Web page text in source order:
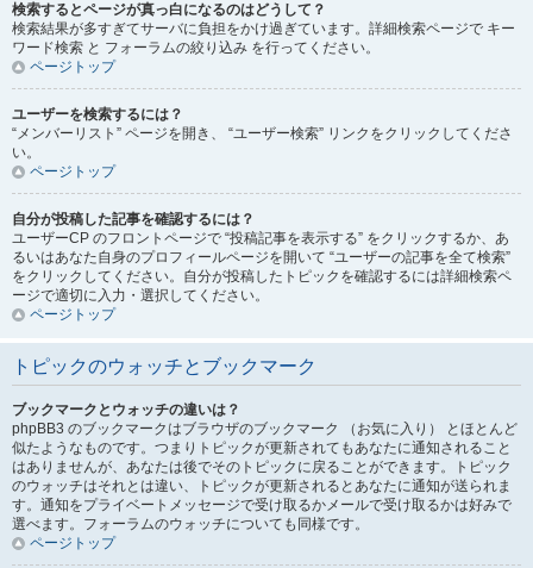
検索するとページが真っ白になるのはどうして？
検索結果が多すぎてサーバに負担をかけ過ぎています。詳細検索ページで キー
ワード検索 と フォーラムの絞り込み を行ってください。
ページトップ
ユーザーを検索するには？
“メンバーリスト” ページを開き、 “ユーザー検索” リンクをクリックしてくださ
い。
ページトップ
自分が投稿した記事を確認するには？
ユーザーCP のフロントページで “投稿記事を表示する” をクリックするか、あ
るいはあなた自身のプロフィールページを開いて “ユーザーの記事を全て検索”
をクリックしてください。自分が投稿したトピックを確認するには詳細検索ペ
ージで適切に入力・選択してください。
ページトップ
トピックのウォッチとブックマーク
ブックマークとウォッチの違いは？
phpBB3 のブックマークはブラウザのブックマーク （お気に入り） とほとんど
似たようなものです。つまりトピックが更新されてもあなたに通知されること
はありませんが、あなたは後でそのトピックに戻ることができます。トピック
のウォッチはそれとは違い、トピックが更新されるとあなたに通知が送られま
す。通知をプライベートメッセージで受け取るかメールで受け取るかは好みで
選べます。フォーラムのウォッチについても同様です。
ページトップ